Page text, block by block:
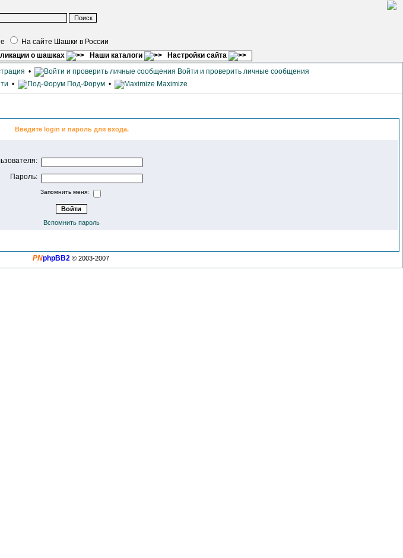
На сайте Шашки в России
о шашках Наши каталоги Настройки сайта
•
Войти и проверить личные сообщения
• Под-Форум • Maximize
Введите login и пароль для входа.
Пароль:
Запомнить меня:
Вспомнить пароль
PNphpBB2 © 2003-2007